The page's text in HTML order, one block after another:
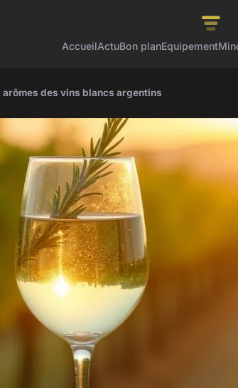
AccueilActuBon planEquipement
arômes des vins blancs argentins